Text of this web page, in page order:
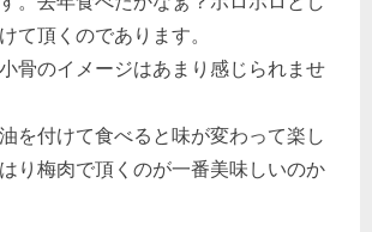
て頂くのであります。
骨のイメージはあまり感じられませ
を付けて食べると味が変わって楽し
り梅肉で頂くのが一番美味しいのか